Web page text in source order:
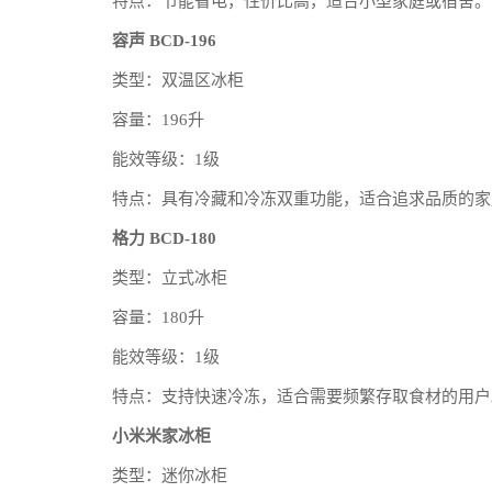
容声 BCD-196
类型：双温区冰柜
容量：196升
能效等级：1级
特点：具有冷藏和冷冻双重功能，适合追求品质的
格力 BCD-180
类型：立式冰柜
容量：180升
能效等级：1级
特点：支持快速冷冻，适合需要频繁存取食材的用
小米米家冰柜
类型：迷你冰柜